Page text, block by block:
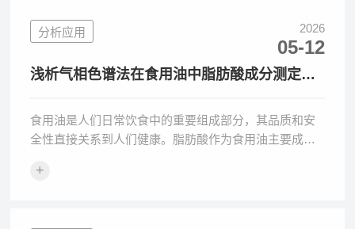
分析应用 2026
05-12
浅析气相色谱法在食用油中脂肪酸成分测定及
食用油是人们日常饮食中的重要组成部分，其品质和安
全性直接关系到人们健康。脂肪酸作为食用油主要成
影响。因此，准确分
+